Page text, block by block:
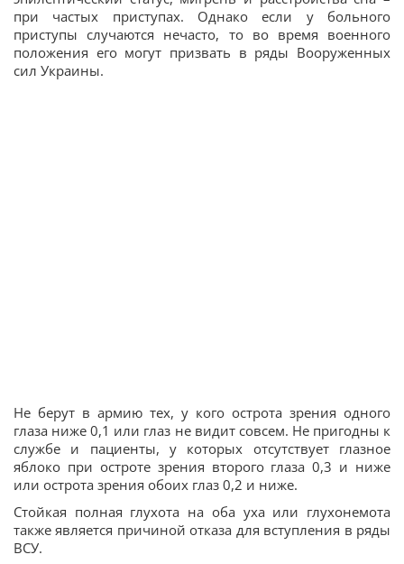
при частых приступах. Однако если у больного
приступы случаются нечасто, то во время военного
положения его могут призвать в ряды Вооруженных
сил Украины.
Не берут в армию тех, у кого острота зрения одного
глаза ниже 0,1 или глаз не видит совсем. Не пригодны к
службе и пациенты, у которых отсутствует глазное
яблоко при остроте зрения второго глаза 0,3 и ниже
или острота зрения обоих глаз 0,2 и ниже.
Стойкая полная глухота на оба уха или глухонемота
также является причиной отказа для вступления в ряды
ВСУ.